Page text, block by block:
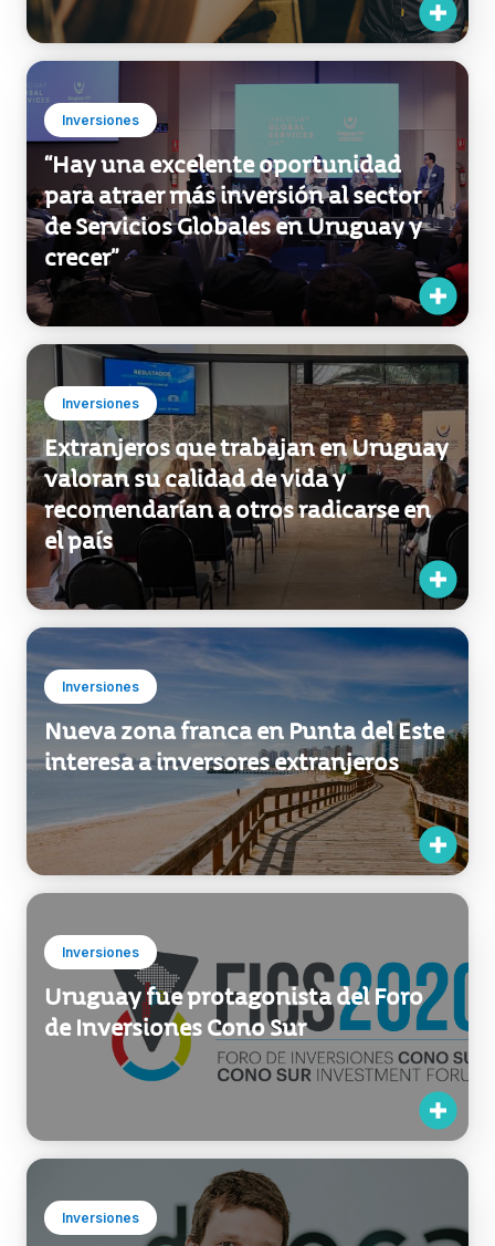
Inversiones
“Hay una excelente oportunidad
para atraer más inversión al sector
de Servicios Globales en Uruguay y
crecer”
Inversiones
Extranjeros que trabajan en Uruguay
valoran su calidad de vida y
recomendarían a otros radicarse en
el país
Inversiones
Nueva zona franca en Punta del Este
interesa a inversores extranjeros
Inversiones
de Inversiones Cono Sur
Inversiones
Uruguay tiene su primera empresa
unicornio